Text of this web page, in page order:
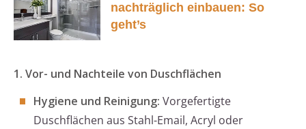
nachträglich einbauen: So
geht’s
1. Vor- und Nachteile von Duschflächen
Hygiene und Reinigung: Vorgefertigte
Duschflächen aus Stahl-Email, Acryl oder